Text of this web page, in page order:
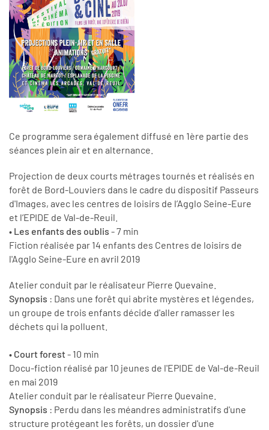
Ce programme sera également diffusé en 1ère partie des
séances plein air et en alternance.
Projection de deux courts métrages tournés et réalisés en
forêt de Bord-Louviers dans le cadre du dispositif Passeurs
d'Images, avec les centres de loisirs de l’Agglo Seine-Eure
et l’EPIDE de Val-de-Reuil.
• Les enfants des oublis - 7 min
Fiction réalisée par 14 enfants des Centres de loisirs de
l'Agglo Seine-Eure en avril 2019
Atelier conduit par le réalisateur Pierre Quevaine.
Synopsis : Dans une forêt qui abrite mystères et légendes,
un groupe de trois enfants décide d'aller ramasser les
déchets qui la polluent.
• Court forest- 10 min
Docu-fiction réalisé par 10 jeunes de l'EPIDE de Val-de-Reuil
en mai 2019
Atelier conduit par le réalisateur Pierre Quevaine.
Synopsis : Perdu dans les méandres administratifs d'une
structure protégeant les forêts, un dossier d'une